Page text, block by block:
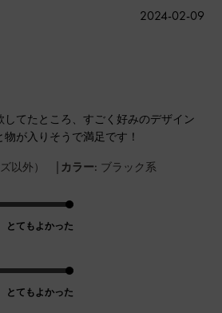
てたところ、すごく好みのデザイン
が入りそうで満足です！
以外） | カラー: ブラック系
とてもよかった
とてもよかった
公
2024-02-09